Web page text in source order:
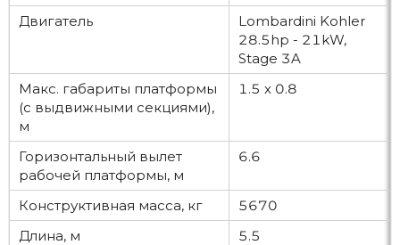
Двигатель
Lombardini Kohler
28.5hp - 21kW,
Stage 3A
Макс. габариты платформы
(с выдвижными секциями),
м
1.5 х 0.8
Горизонтальный вылет
рабочей платформы, м
6.6
Конструктивная масса, кг
5670
Длина, м
5.5